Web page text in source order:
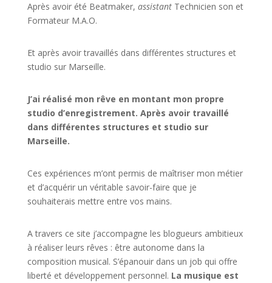
Après avoir été Beatmaker, assistant Technicien son et
Formateur M.A.O.
Et après avoir travaillés dans différentes structures et
studio sur Marseille.
J’ai réalisé mon rêve en montant mon propre
studio d’enregistrement. Après avoir travaillé
dans différentes structures et studio sur
Marseille.
Ces expériences m’ont permis de maîtriser mon métier
et d’acquérir un véritable savoir-faire que je
souhaiterais mettre entre vos mains.
A travers ce site j’accompagne les blogueurs ambitieux
à réaliser leurs rêves : être autonome dans la
composition musical. S’épanouir dans un job qui offre
liberté et développement personnel. La musique est